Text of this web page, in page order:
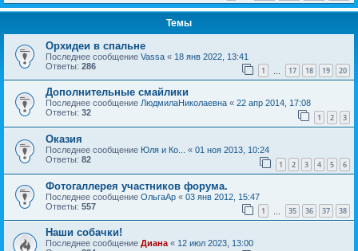
Темы
Орхидеи в спальне
Последнее сообщение Vassa « 18 янв 2022, 13:41
Ответы: 286 1 17 18 19 20
Дополнительные смайлики
Последнее сообщение ЛюдмилаНиколаевна « 22 апр 2014, 17:08
Ответы: 32 1 2 3
Оказия
Последнее сообщение Юля и Ко... « 01 ноя 2013, 10:24
Ответы: 82 1 2 3 4 5 6
Фотогаллерея участников форума.
Последнее сообщение ОльгаАр « 03 янв 2012, 15:47
Ответы: 557 1 35 36 37 38
Наши собачки!
Последнее сообщение Диана « 12 июл 2023, 13:00